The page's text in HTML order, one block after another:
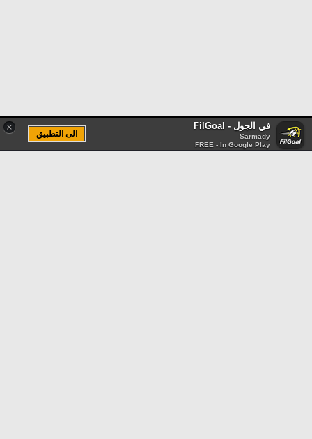
× في الجول - FilGoal
Sarmady
FREE - In Google Play
الى التطبيق